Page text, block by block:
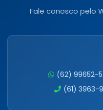
Fale conosco pelo
(62) 99652-
(61) 3963-